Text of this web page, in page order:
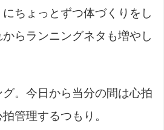
ちょっとずつ体づくりをし
らランニングネタも増やし
。今日から当分の間は心拍
管理するつもり。